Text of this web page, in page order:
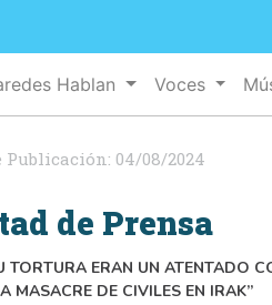
Hablan Voces
Publicación: 04/08/2024
de Prensa
TORTURA ERAN UN ATENTADO
MASACRE DE CIVILES EN IRAK”